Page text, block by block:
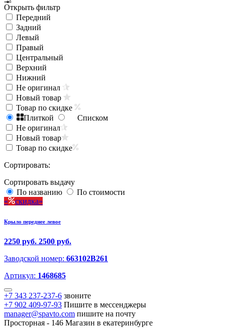
Открыть фильтр
Передний
Задний
Левый
Правый
Центральный
Верхний
Нижний
Не оригинал
Новый товар
Товар по скидке
Плиткой
Списком
Не оригинал
Новый товар
Товар по скидке
Сортировать:
Сортировать выдачу
По названию
По стоимости
скидка
Крыло переднее левое
2250 руб. 2500 руб.
Заводской номер: 663102B261
Артикул: 1468685
+7 343 237-237-6 звоните
+7 902 409-97-93 Пишите в мессенджеры
manager@spavto.com пишите на почту
Просторная - 146 Магазин в екатеринбурге